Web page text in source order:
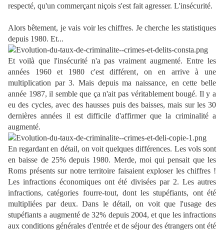
respecté, qu'un commerçant niçois s'est fait agresser. L'insécurité.
Alors bêtement, je vais voir les chiffres. Je cherche les statistiques
depuis 1980. Et...
Et voilà que l'insécurité n'a pas vraiment augmenté. Entre les
années 1960 et 1980 c'est différent, on en arrive à une
multiplication par 3. Mais depuis ma naissance, en cette belle
année 1987, il semble que ça n'ait pas véritablement bougé. Il y a
eu des cycles, avec des hausses puis des baisses, mais sur les 30
dernières années il est difficile d'affirmer que la criminalité a
augmenté.
En regardant en détail, on voit quelques différences. Les vols sont
en baisse de 25% depuis 1980. Merde, moi qui pensait que les
Roms présents sur notre territoire faisaient exploser les chiffres !
Les infractions économiques ont été divisées par 2. Les autres
infractions, catégories fourre-tout, dont les stupéfiants, ont été
multipliées par deux. Dans le détail, on voit que l'usage des
stupéfiants a augmenté de 32% depuis 2004, et que les infractions
aux conditions générales d'entrée et de séjour des étrangers ont été